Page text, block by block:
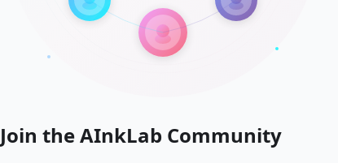
Join the AInkLab Community